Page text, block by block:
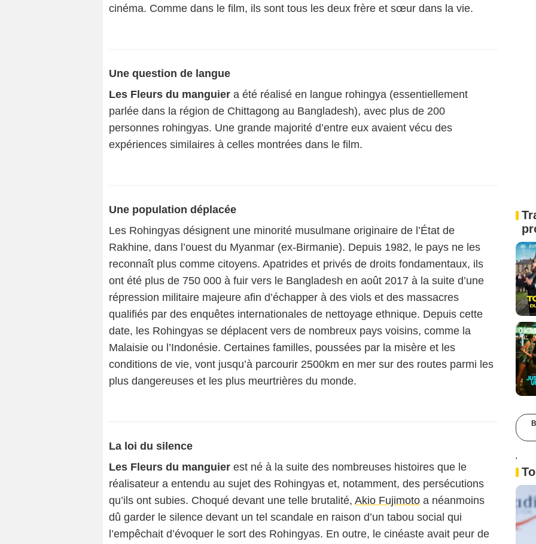
cinéma. Comme dans le film, ils sont tous les deux frère et sœur dans la vie.
Une question de langue
Les Fleurs du manguier a été réalisé en langue rohingya (essentiellement
parlée dans la région de Chittagong au Bangladesh), avec plus de 200
personnes rohingyas. Une grande majorité d’entre eux avaient vécu des
expériences similaires à celles montrées dans le film.
Une population déplacée
Les Rohingyas désignent une minorité musulmane originaire de l’État de
Rakhine, dans l’ouest du Myanmar (ex-Birmanie). Depuis 1982, le pays ne les
reconnaît plus comme citoyens. Apatrides et privés de droits fondamentaux, ils
ont été plus de 750 000 à fuir vers le Bangladesh en août 2017 à la suite d’une
répression militaire majeure afin d’échapper à des viols et des massacres
qualifiés par des enquêtes internationales de nettoyage ethnique. Depuis cette
date, les Rohingyas se déplacent vers de nombreux pays voisins, comme la
Malaisie ou l’Indonésie. Certaines familles, poussées par la misère et les
conditions de vie, vont jusqu’à parcourir 2500km en mer sur des routes parmi les
plus dangereuses et les plus meurtrières du monde.
La loi du silence
Les Fleurs du manguier est né à la suite des nombreuses histoires que le
réalisateur a entendu au sujet des Rohingyas et, notamment, des persécutions
qu’ils ont subies. Choqué devant une telle brutalité, Akio Fujimoto a néanmoins
dû garder le silence devant un tel scandale en raison d’un tabou social qui
l’empêchait d’évoquer le sort des Rohingyas. En outre, le cinéaste avait peur de
'